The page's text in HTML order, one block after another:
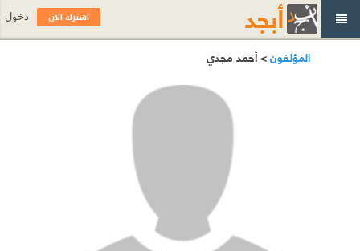
المؤلفون> أحمد مجدي
اشترك الآن دخول